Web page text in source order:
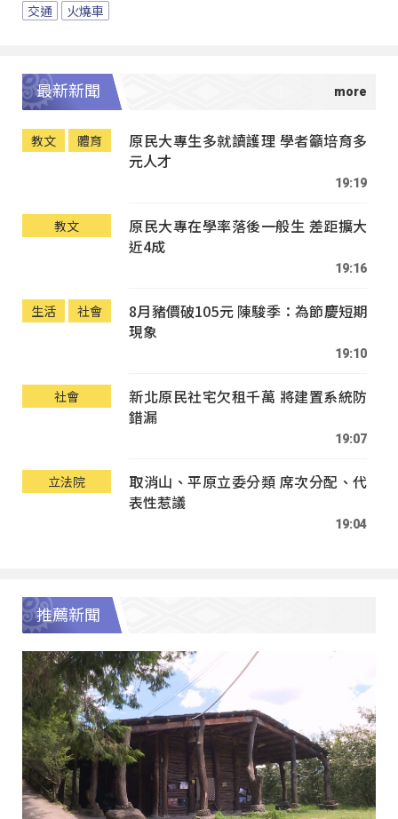
交通 火燒車
最新新聞
教文 體育
原民大專生多就讀護理 學者籲培育多
元人才
19:19
教文
原民大專在學率落後一般生 差距擴大
近4成
19:16
生活 社會
8月豬價破105元 陳駿季：為節慶短期
現象
19:10
社會
新北原民社宅欠租千萬 將建置系統防
錯漏
19:07
立法院
取消山、平原立委分類 席次分配、代
表性惹議
19:04
推薦新聞